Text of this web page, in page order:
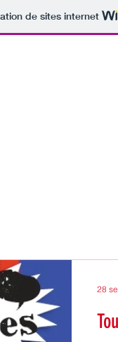
de sites internet
28